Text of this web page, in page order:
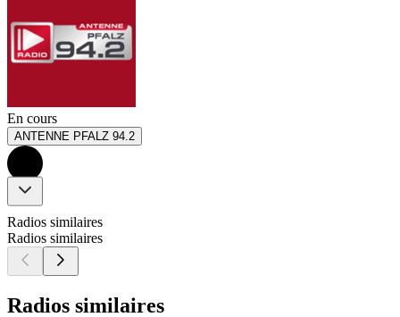
En cours
ANTENNE PFALZ 94.2
Radios similaires
Radios similaires
Radios similaires